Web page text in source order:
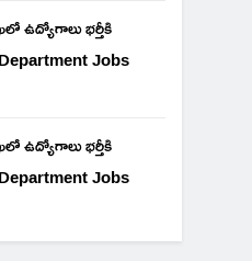
ఉద్యోగాలు భర్తీకి
Jobs
ఉద్యోగాలు భర్తీకి
Jobs